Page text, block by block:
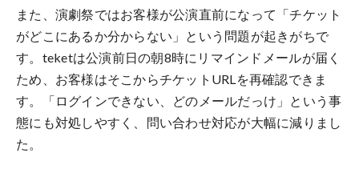
また、演劇祭ではお客様が公演直前になって「チケット
がどこにあるか分からない」という問題が起きがちで
す。teketは公演前日の朝8時にリマインドメールが届く
ため、お客様はそこからチケットURLを再確認できま
す。「ログインできない、どのメールだっけ」という事
態にも対処しやすく、問い合わせ対応が大幅に減りまし
た。